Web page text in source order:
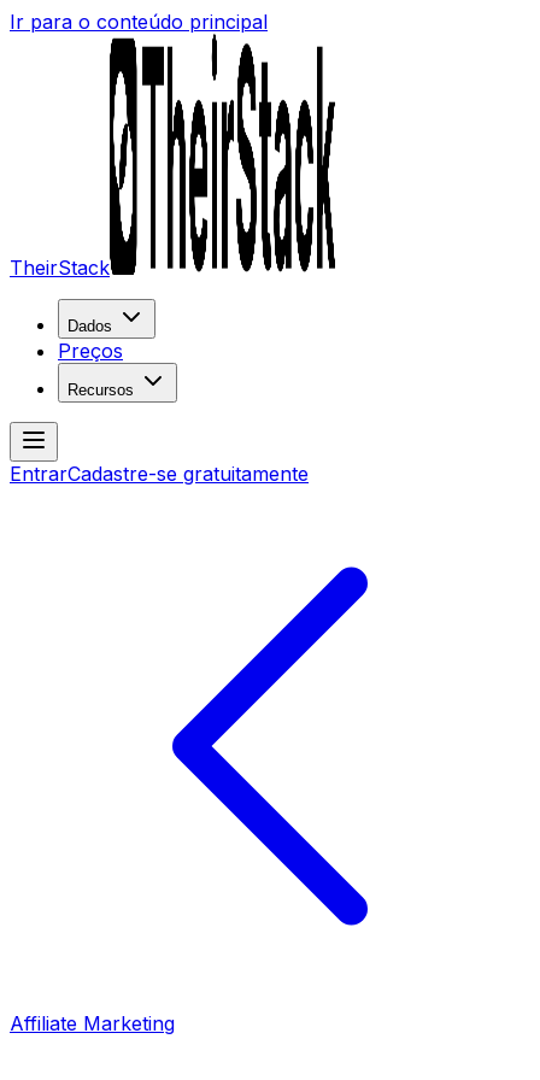
Ir para o conteúdo principal
TheirStack
Dados
Preços
Recursos
EntrarCadastre-se gratuitamente
Affiliate Marketing